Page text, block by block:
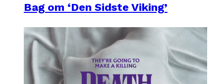
Bag om ‘Den Sidste Viking’